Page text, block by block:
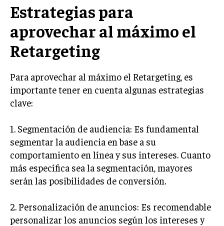
ANALÍTICA EMPRESARIAL Y BUSINESS
INTELLIGENCE
CIBERSEGURIDAD EMPRESARIAL
ESTRATEGIA
GESTIÓN DEL RIESGO EMPRESARIAL
ÉXITO EMPRESARIAL Y CASOS DE ESTUDIO
GOBIERNO CORPORATIVO
NEGOCIOS
MARKETING B2B
Estrategias para
aprovechar al máximo el
Retargeting
Para aprovechar al máximo el Retargeting, es
importante tener en cuenta algunas estrategias
clave:
1. Segmentación de audiencia: Es fundamental
segmentar la audiencia en base a su
comportamiento en línea y sus intereses. Cuanto
más específica sea la segmentación, mayores
serán las posibilidades de conversión.
2. Personalización de anuncios: Es recomendable
personalizar los anuncios según los intereses y